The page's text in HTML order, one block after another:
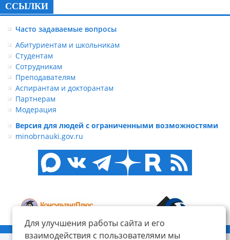
Для улучшения работы сайта и его
взаимодействия с пользователями мы
ССЫЛКИ
Часто задаваемые вопросы
Абитуриентам и школьникам
Студентам
Сотрудникам
Преподавателям
Аспирантам и докторантам
Партнерам
Модерация
Версия для людей с ограниченными возможностями
minobrnauki.gov.ru
© ФГБОУ ВО «КнАГУ», 2014-2026